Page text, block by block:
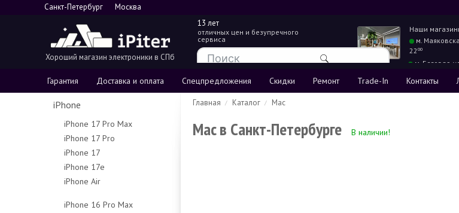
Санкт-Петербург Москва
Хороший магазин электроники в СПб
Наши
м.
2200
м. Беговая,
13 лет
отличных цен и безупречного
сервиса
Гарантия Доставка и оплата Спецпредложения Скидки Ремонт Trade-In Контакты
iPhone
iPhone 17 Pro Max
256Gb
512Gb
1Tb
2Tb
iPhone 17 Pro
256Gb
512Gb
1Tb
iPhone 17
256Gb
512Gb
iPhone 17e
256Gb
iPhone Air
iPhone 16 Pro Max
Главная Каталог Mac
Mac в Санкт-Петербурге В наличии!